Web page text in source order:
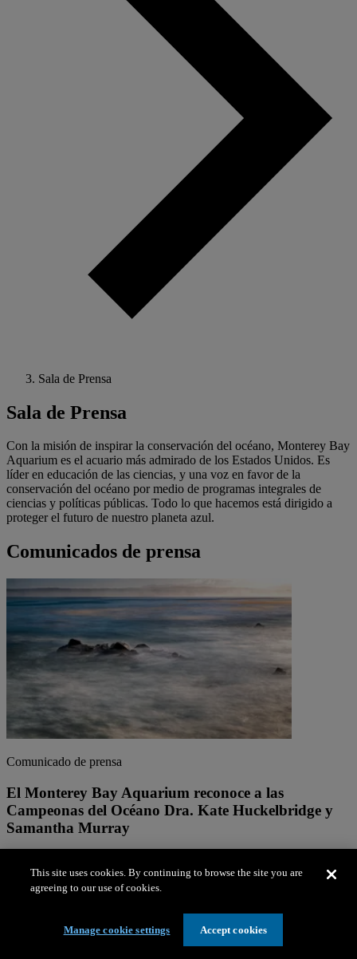
Sala de Prensa
Sala de Prensa
Con la misión de inspirar la conservación del océano, Monterey Bay
Aquarium es el acuario más admirado de los Estados Unidos. Es
líder en educación de las ciencias, y una voz en favor de la
conservación del océano por medio de programas integrales de
ciencias y políticas públicas. Todo lo que hacemos está dirigido a
proteger el futuro de nuestro planeta azul.
Comunicados de prensa
Comunicado de prensa
El Monterey Bay Aquarium reconoce a las
Campeonas del Océano Dra. Kate Huckelbridge y
Samantha Murray
por sus esfuerzos para proteger la costa y el…
This site uses cookies. By continuing to browse the site you are
agreeing to our use of cookies.
Manage cookie settings Accept cookies